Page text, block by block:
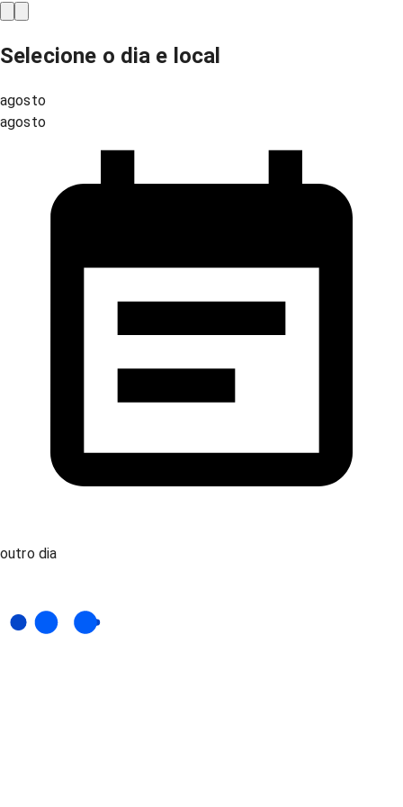
Selecione o dia e local
agosto
agosto
outro dia